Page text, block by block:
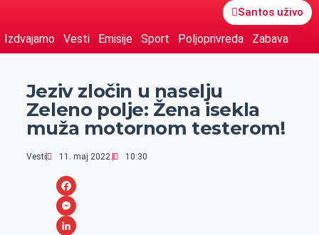
Santos uživo
Izdvajamo Vesti Emisije Sport Poljoprivreda Zabava
Jeziv zločin u naselju
Zeleno polje: Žena isekla
muža motornom testerom!
Vesti 11. maj 2022. 10:30
F
aM